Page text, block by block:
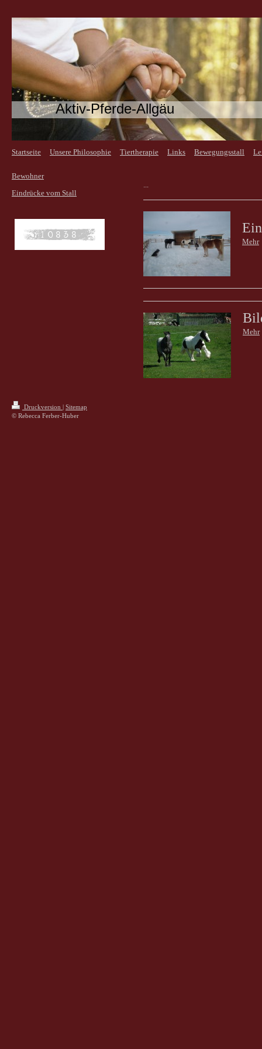
Aktiv-Pferde-Allgäu
Startseite Unsere Philosophie Tiertherapie Links Bewegungsstall
Mehr
Mehr
Bewohner
Eindrücke vom Stall
Druckversion | Sitemap
© Rebecca Ferber-Huber